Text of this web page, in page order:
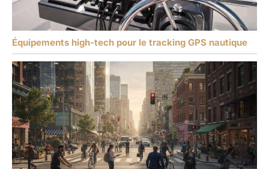
Équipements high-tech pour le tracking GPS nautique